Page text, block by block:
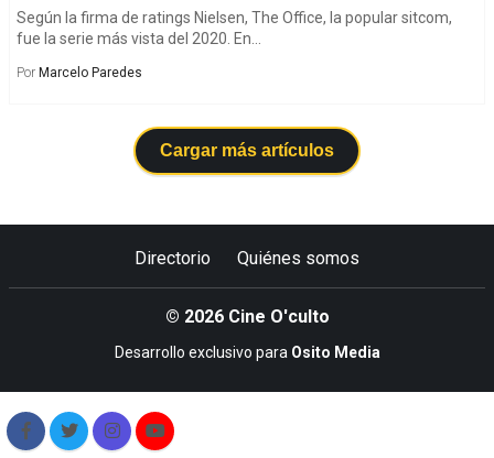
Según la firma de ratings Nielsen, The Office, la popular sitcom,
fue la serie más vista del 2020. En...
Por Marcelo Paredes
Cargar más artículos
Directorio Quiénes somos
© 2026 Cine O'culto
Desarrollo exclusivo para Osito Media